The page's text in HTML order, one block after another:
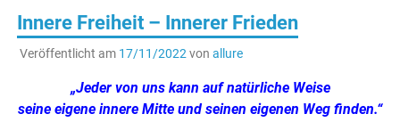
Innere Freiheit – Innerer Frieden
Veröffentlicht am 17/11/2022von allure
„Jeder von uns kann auf natürliche Weise
seine eigene innere Mitte und seinen eigenen Weg finden.“